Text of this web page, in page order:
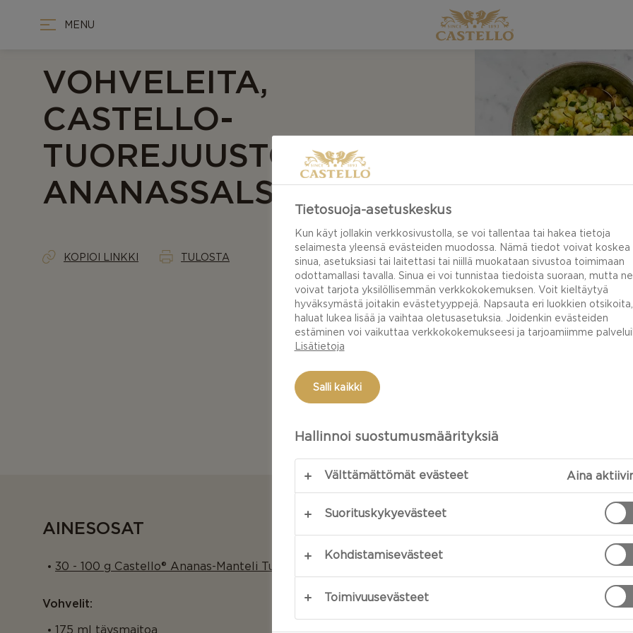
MENU
VOHVELEITA,
CASTELLO-
TUOREJUUSTOA JA
ANANASSALSAA
KOPIOI LINKKI TULOSTA
AINESOSAT
30 - 100 g Castello® Ananas-Manteli Tuorejuusto 125g
Vohvelit:
175 ml täysmaitoa
VALMISTUS
Aloita
liuottamalla
jauhot, suola
Tietosuoja-asetuskeskus
Kun käyt jollakin verkkosivustolla, se voi tallentaa tai hakea tietoja
selaimesta yleensä evästeiden muodossa. Nämä tiedot voivat koskea
sinua, asetuksiasi tai laitettasi tai niillä muokataan sivustoa toimimaan
odottamallasi tavalla. Sinua ei voi tunnistaa tiedoista suoraan, mutta ne
voivat tarjota yksilöllisemmän verkkokokemuksen. Voit kieltäytyä
hyväksymästä joitakin evästetyyppejä. Napsauta eri luokkien
haluat lukea lisää ja vaihtaa oletusasetuksia. Joidenkin evästeiden
estäminen voi vaikuttaa verkkokokemukseesi ja tarjoamiimme
Lisätietoja
Salli kaikki
Hallinnoi suostumusmäärityksiä
Välttämättömät evästeet Aina
Suorituskykyevästeet
Kohdistamisevästeet
Toimivuusevästeet